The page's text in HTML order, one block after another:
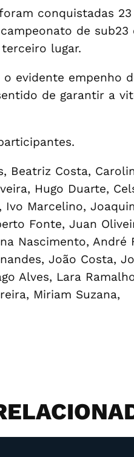
conquistadas
de sub23
lugar.
evidente empenho
de garantir a
Beatriz Costa,
Hugo Duarte,
Marcelino,
Fonte, Juan
Nascimento,
João Costa,
Alves, Lara
Miriam Suzana,